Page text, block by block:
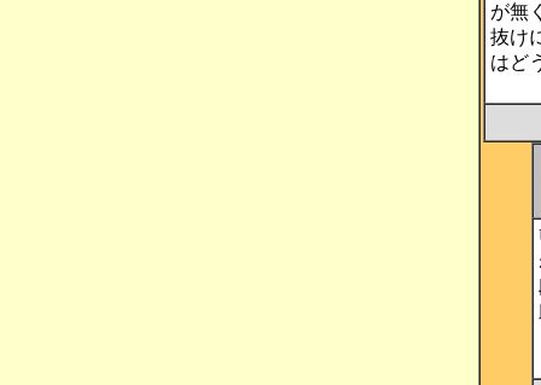
が無
抜け
はど